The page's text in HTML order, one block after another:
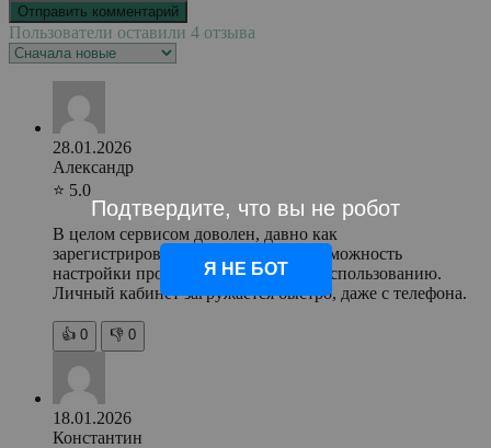
Пользователи оставили 4 отзыва
28.01.2026
Александр
⭐ 5.0
В целом сервисом доволен, давно как
зарегистрировался. Понравилась возможность
настройки профиля. Рекомендую к использованию.
Личный кабинет загружается быстро, даже с телефона.
👍 0 👎 0
18.01.2026
Константин
Подтвердите, что вы не робот
Я НЕ БОТ